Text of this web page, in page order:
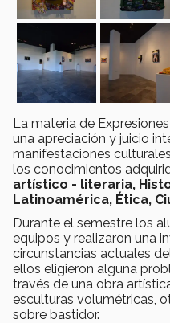
La materia de
una apreciación y juicio
manifestaciones
los conocimientos
artístico - literaria,
Latinoamérica, Ética,
Durante el semestre los
equipos y realizaron una
circunstancias actuales
ellos eligieron alguna
través de una obra
esculturas volumétricas,
sobre bastidor.